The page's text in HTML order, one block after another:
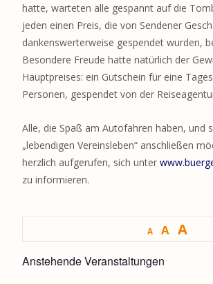
hatte, warteten alle gespannt auf die
jeden einen Preis, die von Sendener
dankenswerterweise gespendet wurden,
Besondere Freude hatte natürlich der
Hauptpreises: ein Gutschein für eine
Personen, gespendet von der
Alle, die Spaß am Autofahren haben, und
„lebendigen Vereinsleben“ anschließen
herzlich aufgerufen, sich unter
zu informieren.
A A A
Anstehende Veranstaltungen